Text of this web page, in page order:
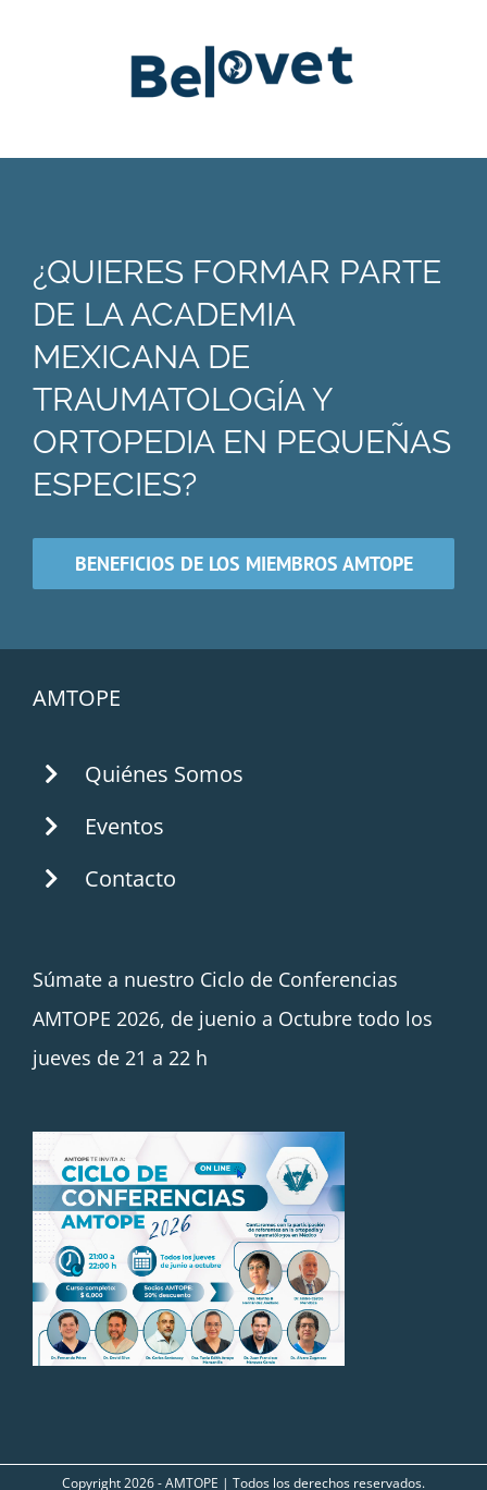
¿QUIERES FORMAR PARTE
DE LA ACADEMIA
MEXICANA DE
TRAUMATOLOGÍA Y
ORTOPEDIA EN PEQUEÑAS
ESPECIES?
BENEFICIOS DE LOS MIEMBROS AMTOPE
AMTOPE
Quiénes Somos
Eventos
Contacto
Súmate a nuestro Ciclo de Conferencias
AMTOPE 2026, de juenio a Octubre todo los
jueves de 21 a 22 h
Copyright2026 - AMTOPE | Todos los derechos reservados.